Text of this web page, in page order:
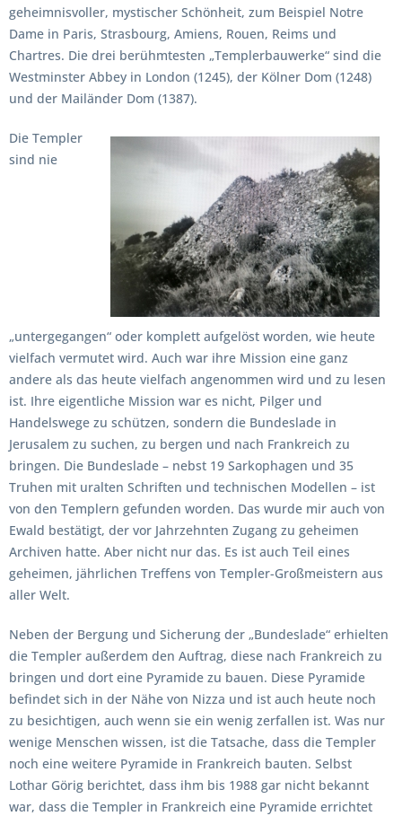
geheimnisvoller, mystischer Schönheit, zum Beispiel Notre
Dame in Paris, Strasbourg, Amiens, Rouen, Reims und
Chartres. Die drei berühmtesten „Templerbauwerke“ sind die
Westminster Abbey in London (1245), der Kölner Dom (1248)
und der Mailänder Dom (1387).
Die Templer
sind nie
„untergegangen“ oder komplett aufgelöst worden, wie heute
vielfach vermutet wird. Auch war ihre Mission eine ganz
andere als das heute vielfach angenommen wird und zu lesen
ist. Ihre eigentliche Mission war es nicht, Pilger und
Handelswege zu schützen, sondern die Bundeslade in
Jerusalem zu suchen, zu bergen und nach Frankreich zu
bringen. Die Bundeslade – nebst 19 Sarkophagen und 35
Truhen mit uralten Schriften und technischen Modellen – ist
von den Templern gefunden worden. Das wurde mir auch von
Ewald bestätigt, der vor Jahrzehnten Zugang zu geheimen
Archiven hatte. Aber nicht nur das. Es ist auch Teil eines
geheimen, jährlichen Treffens von Templer-Großmeistern aus
aller Welt.
Neben der Bergung und Sicherung der „Bundeslade“ erhielten
die Templer außerdem den Auftrag, diese nach Frankreich zu
bringen und dort eine Pyramide zu bauen. Diese Pyramide
befindet sich in der Nähe von Nizza und ist auch heute noch
zu besichtigen, auch wenn sie ein wenig zerfallen ist. Was nur
wenige Menschen wissen, ist die Tatsache, dass die Templer
noch eine weitere Pyramide in Frankreich bauten. Selbst
Lothar Görig berichtet, dass ihm bis 1988 gar nicht bekannt
war, dass die Templer in Frankreich eine Pyramide errichtet